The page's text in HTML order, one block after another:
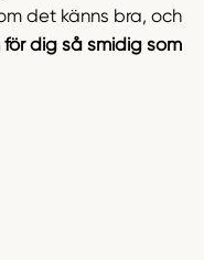
det känns bra, och
dig så smidig som